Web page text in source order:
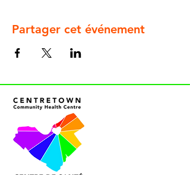
Partager cet événement